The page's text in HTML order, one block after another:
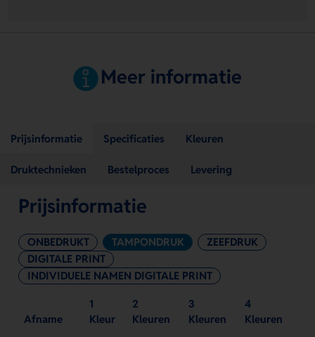
Meer informatie
Prijsinformatie Specificaties Kleuren
Druktechnieken Bestelproces Levering
Prijsinformatie
ONBEDRUKT TAMPONDRUK
ZEEFDRUK
DIGITALE PRINT
INDIVIDUELE NAMEN DIGITALE PRINT
Afname
1
Kleur
2
Kleuren
3
Kleuren
4
Kleuren